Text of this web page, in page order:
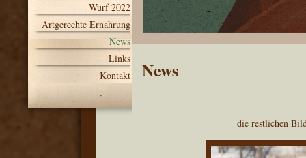
News
die restlichen
Wurf 2022
Artgerechte Ernährung
News
Links
Kontakt